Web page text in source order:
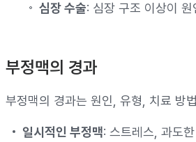
심장 수술: 심장 구조 이상이
부정맥의 경과
부정맥의 경과는 원인, 유형, 치료 방
일시적인 부정맥: 스트레스, 과도